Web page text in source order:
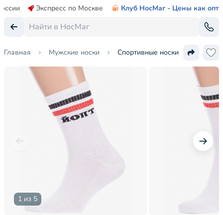
Экспресс по Москве Клуб НосМаг - Цены как опт
Главная Мужские носки Спортивные носки Hobby Line
1 из 5